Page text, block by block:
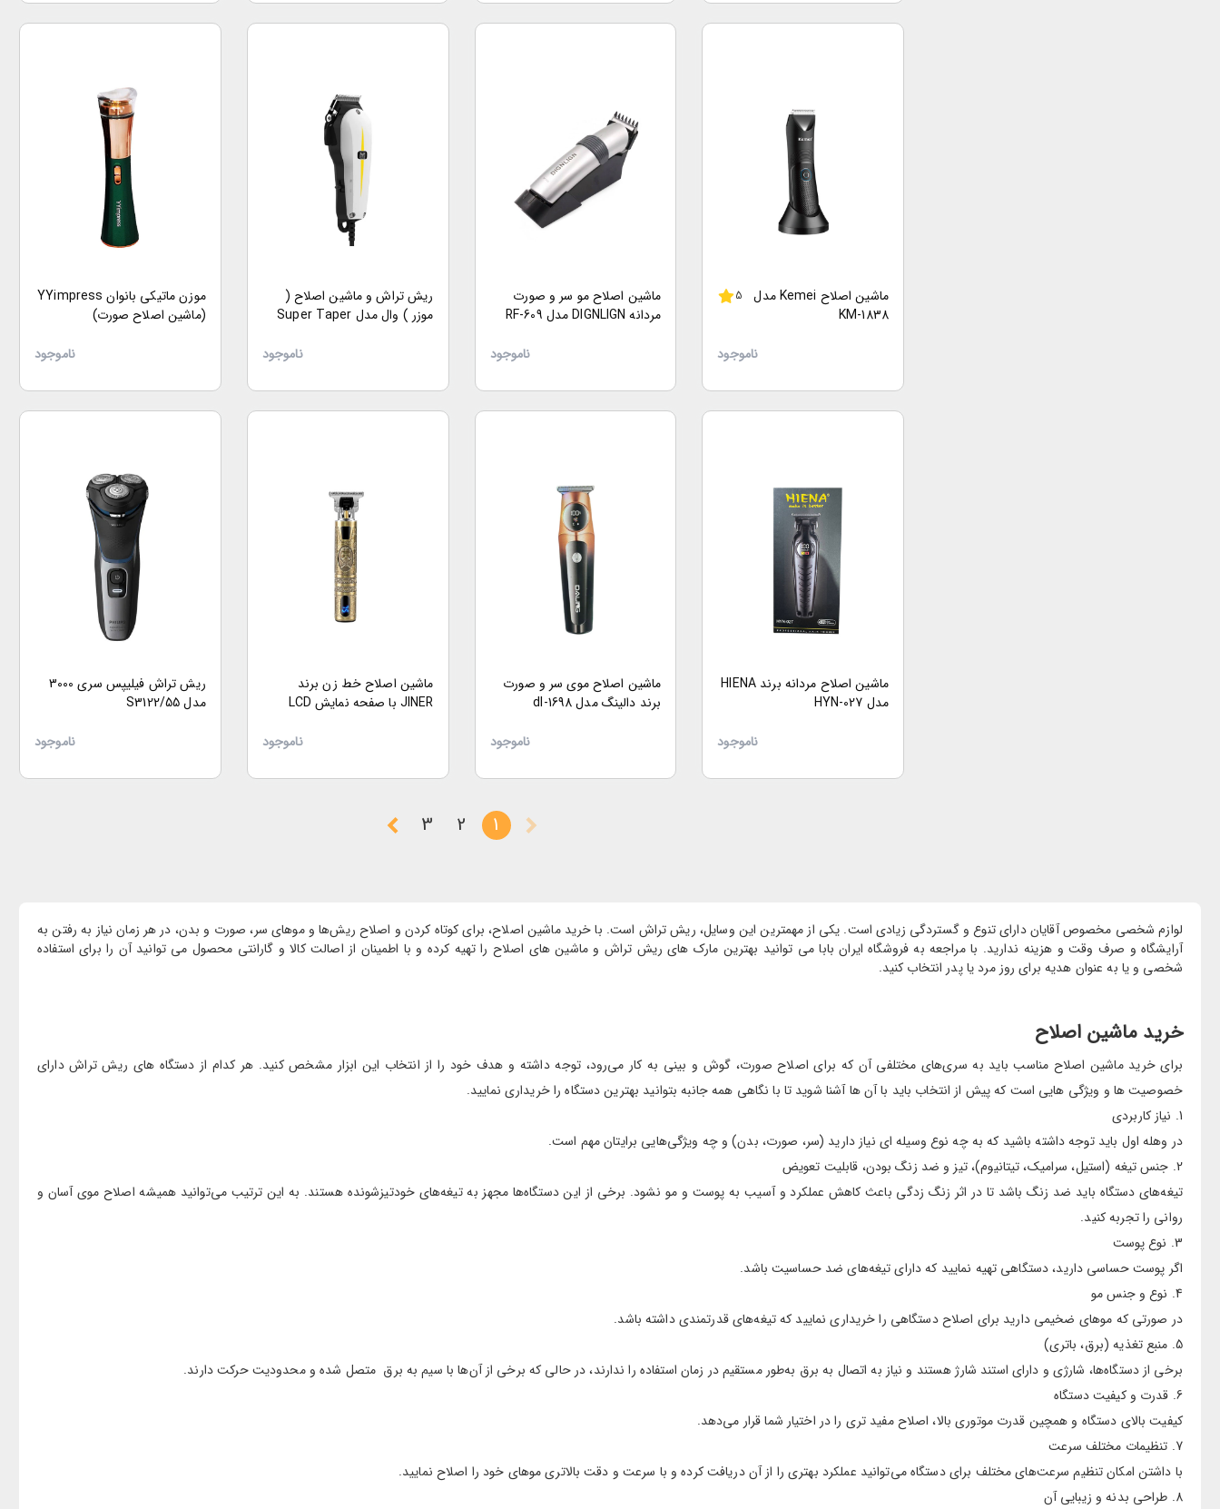
ماشین اصلاح Kemei مدل
KM-1838
5
ناموجود
ماشین اصلاح مو سر و صورت
مردانه DIGNLIGN مدل RF-609
ناموجود
ریش تراش و ماشین اصلاح (
موزر ) وال مدل Super Taper
ناموجود
موزن ماتیکی بانوان YYimpress
(ماشین اصلاح صورت)
ناموجود
ماشین اصلاح مردانه برند HIENA
مدل HYN-027
ناموجود
ماشین اصلاح موی سر و صورت
برند دالینگ مدل dl-1698
ناموجود
ماشین اصلاح خط زن برند
JINER با صفحه نمایش LCD
ناموجود
ریش تراش فیلیپس سری 3000
مدل S3122/55
ناموجود
1
2
3
لوازم شخصی مخصوص آقایان دارای تنوع و گستردگی زیادی است. یکی از مهمترین این وسایل، ریش تراش است. با خرید ماشین اصلاح، برای کوتاه کردن و اصلاح ریش‌ها و موهای سر، صورت و بدن، در هر زمان نیاز به رفتن به
آرایشگاه و صرف وقت و هزینه ندارید. با مراجعه به فروشگاه ایران بابا می توانید بهترین مارک های ریش تراش و ماشین های اصلاح را تهیه کرده و با اطمینان از اصالت کالا و گارانتی محصول می توانید آن را برای استفاده
شخصی و یا به عنوان هدیه برای روز مرد یا پدر انتخاب کنید.
خرید ماشین اصلاح
برای خرید ماشین‌ اصلاح مناسب باید به سری‌های مختلفی آن که برای اصلاح صورت، گوش و بینی به کار می‌رود، توجه داشته و هدف خود را از انتخاب این ابزار مشخص کنید. هر کدام از دستگاه های ریش تراش دارای
خصوصیت ها و ویژگی هایی است که پیش از انتخاب باید با آن ها آشنا شوید تا با نگاهی همه جانبه بتوانید بهترین دستگاه را خریداری نمایید.
1. نیاز کاربردی
در وهله اول باید توجه داشته باشید که به چه نوع وسیله ای نیاز دارید (سر، صورت، بدن) و چه ویژگی‌هایی برایتان مهم است.
2. جنس تیغه (استیل، سرامیک، تیتانیوم)، تیز و ضد زنگ بودن، قابلیت تعویض
تیغه‌های دستگاه باید ضد زنگ باشد تا در اثر زنگ زدگی باعث کاهش عملکرد و آسیب به پوست و مو نشود. برخی از این دستگاه‌ها مجهز به تیغه‌های خود‌تیز‌شونده هستند. به این ترتیب می‌توانید همیشه اصلاح موی آسان و
روانی را تجربه کنید.
3. نوع پوست
اگر پوست حساسی دارید، دستگاهی تهیه نمایید که دارای تیغه‌های ضد حساسیت باشد.
4. نوع و جنس مو
در صورتی که موهای ضخیمی دارید برای اصلاح دستگاهی را خریداری نمایید که تیغه‌های قدرتمندی داشته باشد.
5. منبع تغذیه (برق، باتری)
برخی از دستگاه‌ها، شارژی و دارای استند شارژ هستند و نیاز به اتصال به برق به‌طور مستقیم در زمان استفاده را ندارند، در حالی که برخی از آن‌ها با سیم به برق متصل شده و محدودیت حرکت دارند.
6. قدرت و کیفیت دستگاه
کیفیت بالای دستگاه و همچین قدرت موتوری بالا، اصلاح مفید تری را در اختیار شما قرار می‌دهد.
7. تنظیمات مختلف سرعت
با داشتن امکان تنظیم سرعت‌های مختلف برای دستگاه می‌توانید عملکرد بهتری را از آن دریافت کرده و با سرعت و دقت بالاتری موهای خود را اصلاح نمایید.
8. طراحی بدنه و زیبایی آن